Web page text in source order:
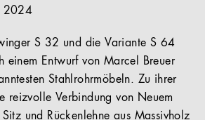
2024
S 32 und die Variante S 64
einem Entwurf von Marcel Breuer
Stahlrohrmöbeln. Zu ihrer
reizvolle Verbindung von Neuem
und Rückenlehne aus Massivholz